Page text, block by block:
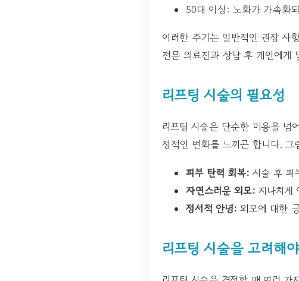
50대 이상: 노화가 가속화
이러한 주기는 일반적인 권장 사
전문 의료진과 상담 후 개인에게
리프팅 시술의 필요성
리프팅 시술은 단순한 미용을 넘
정적인 변화를 느끼곤 합니다.
피부 탄력 회복: 시술 후 피
자연스러운 외모: 지나치게
정서적 안녕: 외모에 대한
리프팅 시술을 고려해